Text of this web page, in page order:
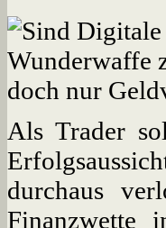
Als Trader
durchaus
Finanzwette